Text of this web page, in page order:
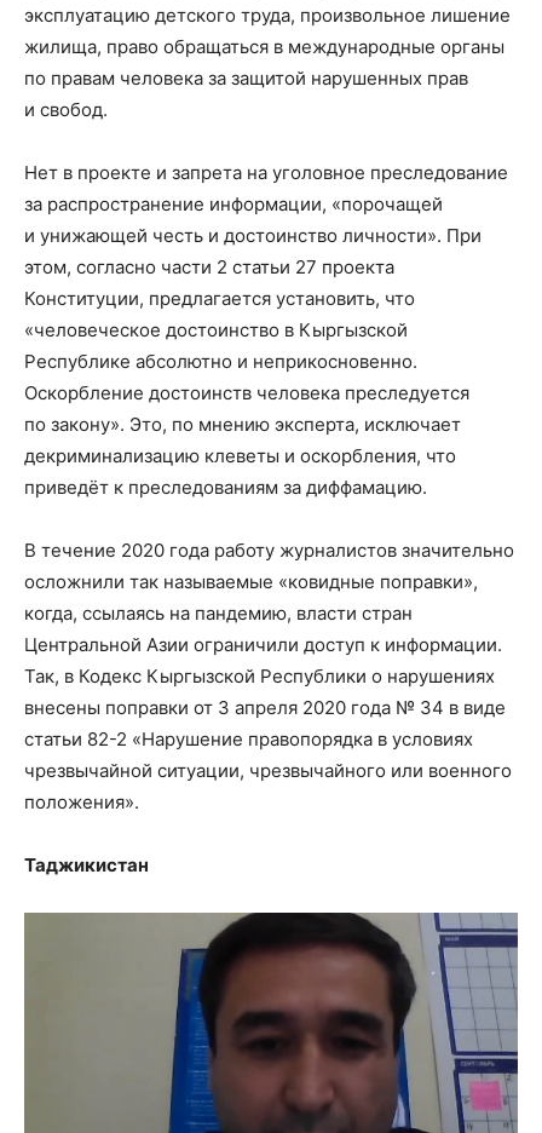
эксплуатацию детского труда, произвольное лишение
жилища, право обращаться в международные органы
по правам человека за защитой нарушенных прав
и свобод.
Нет в проекте и запрета на уголовное преследование
за распространение информации, «порочащей
и унижающей честь и достоинство личности». При
этом, согласно части 2 статьи 27 проекта
Конституции, предлагается установить, что
«человеческое достоинство в Кыргызской
Республике абсолютно и неприкосновенно.
Оскорбление достоинств человека преследуется
по закону». Это, по мнению эксперта, исключает
декриминализацию клеветы и оскорбления, что
приведёт к преследованиям за диффамацию.
В течение 2020 года работу журналистов значительно
осложнили так называемые «ковидные поправки»,
когда, ссылаясь на пандемию, власти стран
Центральной Азии ограничили доступ к информации.
Так, в Кодекс Кыргызской Республики о нарушениях
внесены поправки от 3 апреля 2020 года № 34 в виде
статьи 82-2 «Нарушение правопорядка в условиях
чрезвычайной ситуации, чрезвычайного или военного
положения».
Таджикистан